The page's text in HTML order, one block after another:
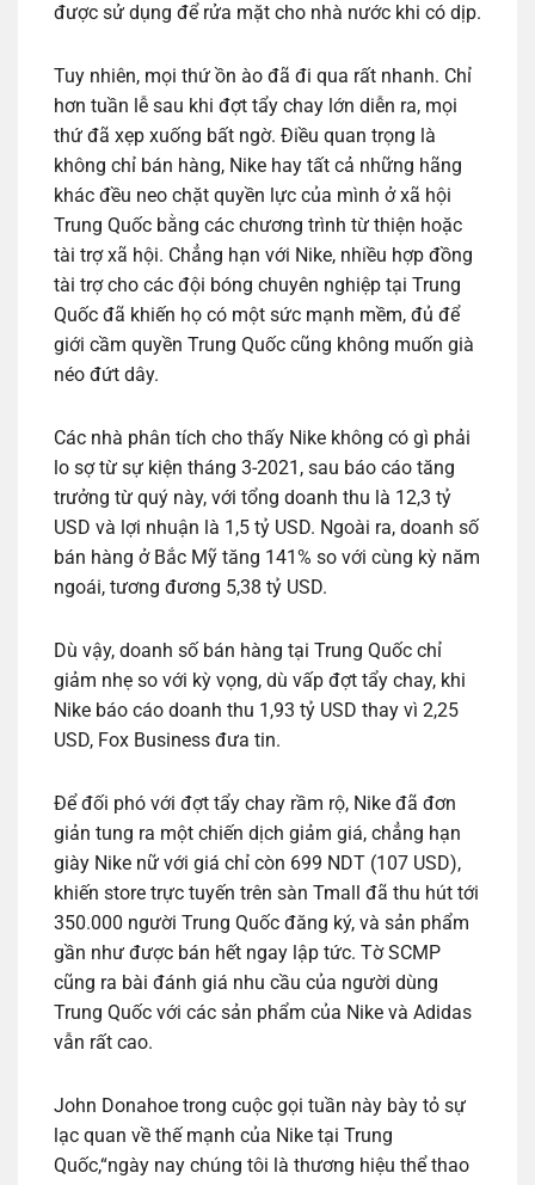
được sử dụng để rửa mặt cho nhà nước khi có dịp.
Tuy nhiên, mọi thứ ồn ào đã đi qua rất nhanh. Chỉ
hơn tuần lễ sau khi đợt tẩy chay lớn diễn ra, mọi
thứ đã xẹp xuống bất ngờ. Điều quan trọng là
không chỉ bán hàng, Nike hay tất cả những hãng
khác đều neo chặt quyền lực của mình ở xã hội
Trung Quốc bằng các chương trình từ thiện hoặc
tài trợ xã hội. Chẳng hạn với Nike, nhiều hợp đồng
tài trợ cho các đội bóng chuyên nghiệp tại Trung
Quốc đã khiến họ có một sức mạnh mềm, đủ để
giới cầm quyền Trung Quốc cũng không muốn già
néo đứt dây.
Các nhà phân tích cho thấy Nike không có gì phải
lo sợ từ sự kiện tháng 3-2021, sau báo cáo tăng
trưởng từ quý này, với tổng doanh thu là 12,3 tỷ
USD và lợi nhuận là 1,5 tỷ USD. Ngoài ra, doanh số
bán hàng ở Bắc Mỹ tăng 141% so với cùng kỳ năm
ngoái, tương đương 5,38 tỷ USD.
Dù vậy, doanh số bán hàng tại Trung Quốc chỉ
giảm nhẹ so với kỳ vọng, dù vấp đợt tẩy chay, khi
Nike báo cáo doanh thu 1,93 tỷ USD thay vì 2,25
USD, Fox Business đưa tin.
Để đối phó với đợt tẩy chay rầm rộ, Nike đã đơn
giản tung ra một chiến dịch giảm giá, chẳng hạn
giày Nike nữ với giá chỉ còn 699 NDT (107 USD),
khiến store trực tuyến trên sàn Tmall đã thu hút tới
350.000 người Trung Quốc đăng ký, và sản phẩm
gần như được bán hết ngay lập tức. Tờ SCMP
cũng ra bài đánh giá nhu cầu của người dùng
Trung Quốc với các sản phẩm của Nike và Adidas
vẫn rất cao.
John Donahoe trong cuộc gọi tuần này bày tỏ sự
lạc quan về thế mạnh của Nike tại Trung
Quốc,“ngày nay chúng tôi là thương hiệu thể thao